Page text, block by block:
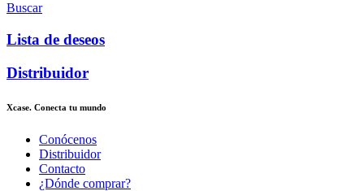
Buscar
Lista de deseos
Distribuidor
Xcase. Conecta tu mundo
Conócenos
Distribuidor
Contacto
¿Dónde comprar?